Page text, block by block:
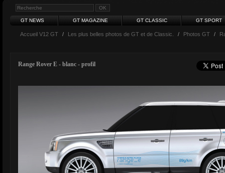
GT NEWS GT MAGAZINE GT CLASSIC GT SPORT
Accueil V12 GT / Les plus belles photos de GT et de Classic. / Photos GT /
Range Rover E - blanc - profil